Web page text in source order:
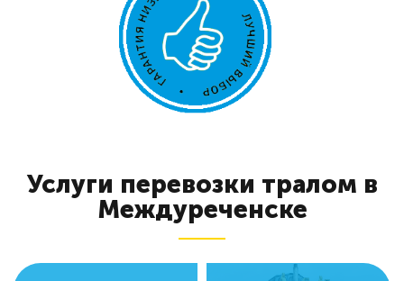
Услуги перевозки тралом в
Междуреченске